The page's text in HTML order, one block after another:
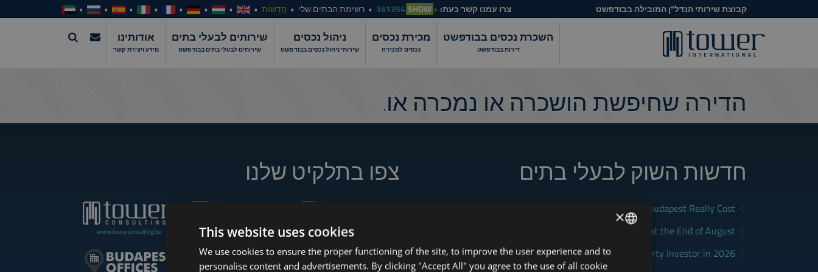
קבוצת שירותי הנדל"ן המובילה בבודפשט צרו עמנו קשר כעת:+361354
SHOW רשימת הבתים שלי חֲדָשׁוֹת
השכרת נכסים בבודפשט
דירות בבודפשט
מכירת נכסים
נכסים למכירה
ניהול נכסים
שירותי ניהול נכסים בבודפשט
שירותים לבעלי בתים
שירותים לבעלי בתים בבודפשט
אודותינו
מידע ויצירת קשר
הדירה שחיפשת הושכרה או נמכרה או.
חדשות השוק לבעלי בתים
What Does Renting in Budapest Really Cost?
How to Still Find a Good Rental in Budapest at the End of August
Which Budapest District Fits Which Property Investor in 2026?
צפו בתלקיט שלנו
www.tower-investments.com
www.towerassistance.com
www.towerconsulting.hu
ENGLISH
HUNGARIAN
×
This website uses cookies
We use cookies to ensure the proper functioning of the site, to improve the user experience and to
personalise content and advertisements. By clicking "Accept All" you agree to the use of all cookie